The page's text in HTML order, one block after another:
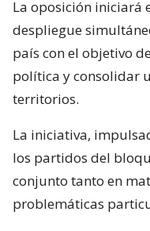
La oposición iniciará
despliegue
país con el objetivo
política y consolidar
territorios.
La iniciativa,
los partidos del
conjunto tanto en
problemáticas